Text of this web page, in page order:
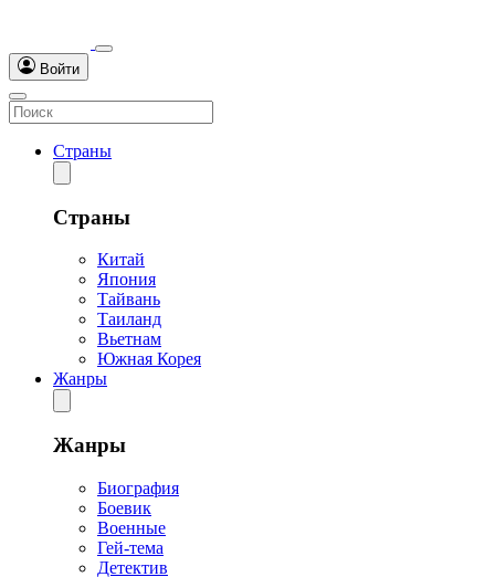
Войти
Страны
Страны
Китай
Япония
Тайвань
Таиланд
Вьетнам
Южная Корея
Жанры
Жанры
Биография
Боевик
Военные
Гей-тема
Детектив